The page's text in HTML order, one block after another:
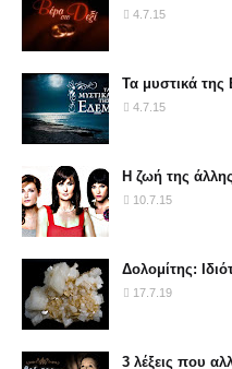
4.7.15
Τα μυστικά της
4.7.15
Η ζωή της
10.7.15
Δολομίτης:
17.7.19
3 λέξεις που